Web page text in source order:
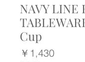
NAVY LINE
Cup
￥1,430価